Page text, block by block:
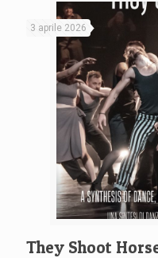
3 aprile 2026
They Shoot